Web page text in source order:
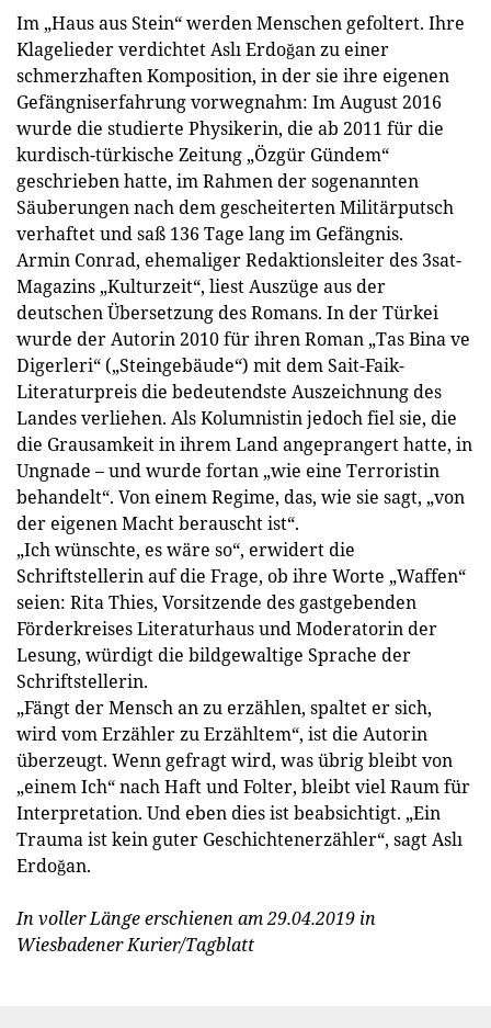
Verein
Im „Haus aus Stein“ werden Menschen gefoltert. Ihre
Klagelieder verdichtet Aslı Erdoğan zu einer
schmerzhaften Komposition, in der sie ihre eigenen
Gefängniserfahrung vorwegnahm: Im August 2016
wurde die studierte Physikerin, die ab 2011 für die
kurdisch-türkische Zeitung „Özgür Gündem“
geschrieben hatte, im Rahmen der sogenannten
Säuberungen nach dem gescheiterten Militärputsch
verhaftet und saß 136 Tage lang im Gefängnis.
Armin Conrad, ehemaliger Redaktionsleiter des 3sat-
Magazins „Kulturzeit“, liest Auszüge aus der
deutschen Übersetzung des Romans. In der Türkei
wurde der Autorin 2010 für ihren Roman „Tas Bina ve
Digerleri“ („Steingebäude“) mit dem Sait-Faik-
Literaturpreis die bedeutendste Auszeichnung des
Landes verliehen. Als Kolumnistin jedoch fiel sie, die
die Grausamkeit in ihrem Land angeprangert hatte, in
Ungnade – und wurde fortan „wie eine Terroristin
behandelt“. Von einem Regime, das, wie sie sagt, „von
der eigenen Macht berauscht ist“.
„Ich wünschte, es wäre so“, erwidert die
Schriftstellerin auf die Frage, ob ihre Worte „Waffen“
seien: Rita Thies, Vorsitzende des gastgebenden
Förderkreises Literaturhaus und Moderatorin der
Lesung, würdigt die bildgewaltige Sprache der
Schriftstellerin.
„Fängt der Mensch an zu erzählen, spaltet er sich,
wird vom Erzähler zu Erzähltem“, ist die Autorin
überzeugt. Wenn gefragt wird, was übrig bleibt von
„einem Ich“ nach Haft und Folter, bleibt viel Raum für
Interpretation. Und eben dies ist beabsichtigt. „Ein
Trauma ist kein guter Geschichtenerzähler“, sagt Aslı
Erdoğan.
In voller Länge erschienen am 29.04.2019 in
Wiesbadener Kurier/Tagblatt